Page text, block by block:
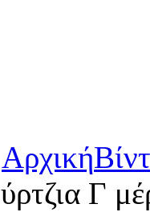
Αρχική
Γ